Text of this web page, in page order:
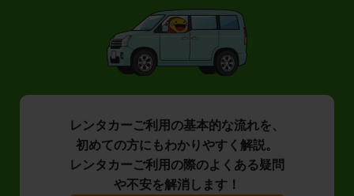
レンタカーご利用の基本的な流れを、
初めての方にもわかりやすく解説。
レンタカーご利用の際のよくある疑問
や不安を解消します！